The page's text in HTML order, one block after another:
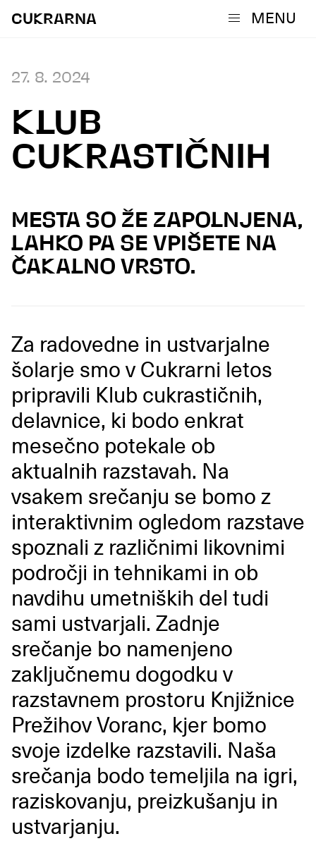
CUKRARNA MENU
27. 8. 2024
KLUB
CUKRASTIČNIH
MESTA SO ŽE ZAPOLNJENA,
LAHKO PA SE VPIŠETE NA
ČAKALNO VRSTO.
Za radovedne in ustvarjalne
šolarje smo v Cukrarni letos
pripravili Klub cukrastičnih,
delavnice, ki bodo enkrat
mesečno potekale ob
aktualnih razstavah. Na
vsakem srečanju se bomo z
interaktivnim ogledom razstave
spoznali z različnimi likovnimi
področji in tehnikami in ob
navdihu umetniških del tudi
sami ustvarjali. Zadnje
srečanje bo namenjeno
zaključnemu dogodku v
razstavnem prostoru Knjižnice
Prežihov Voranc, kjer bomo
svoje izdelke razstavili. Naša
srečanja bodo temeljila na igri,
raziskovanju, preizkušanju in
ustvarjanju.